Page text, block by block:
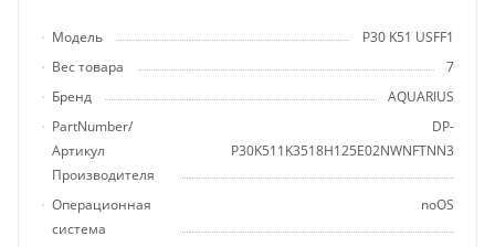
Модель
P30 K51 USFF1
Вес товара
7
Бренд
AQUARIUS
PartNumber/
Артикул
Производителя
DP-
P30K511K3518H125E02NWNFTNN3
Операционная
система
noOS